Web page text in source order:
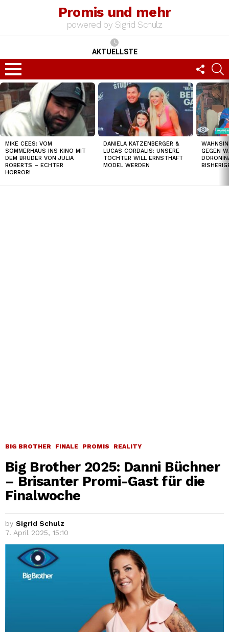
Promis und mehr
powered by Sigrid Schulz
AKTUELLSTE
Menu
US
TOP
NEWS
MIKE CEES: VOM
SOMMERHAUS INS KINO MIT
DEM BRUDER VON JULIA
ROBERTS – ECHTER
HORROR!
DANIELA KATZENBERGER &
LUCAS CORDALIS: UNSERE
TOCHTER WILL ERNSTHAFT
MODEL WERDEN
GEGEN
BIG BROTHER FINALE PROMIS REALITY
Big Brother 2025: Danni Büchner
– Brisanter Promi-Gast für die
Finalwoche
by Sigrid Schulz
7. April 2025, 15:10